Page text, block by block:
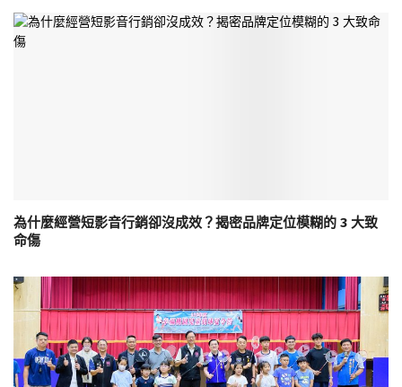
為什麼經營短影音行銷卻沒成效？揭密品牌定位模糊的 3 大致
命傷